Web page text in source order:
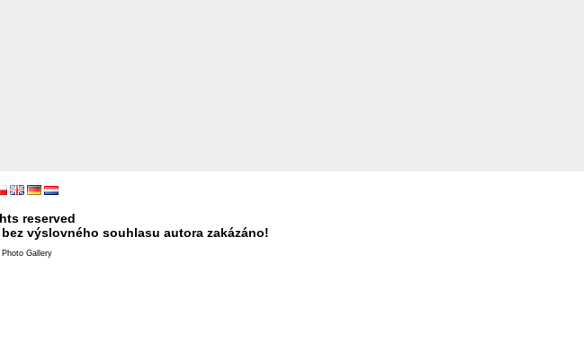
reserved
výslovného souhlasu autora zakázáno!
Gallery